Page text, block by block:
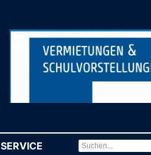
SERVICE (CURRENT)